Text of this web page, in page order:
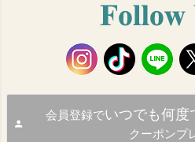
会員登録でいつでも何度
クーポンプ